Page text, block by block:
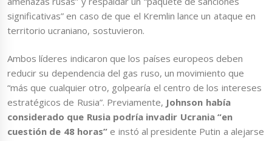
significativas” en caso de que el Kremlin lance un ataque en
territorio ucraniano, sostuvieron.
Ambos líderes indicaron que los países europeos deben
reducir su dependencia del gas ruso, un movimiento que
“más que cualquier otro, golpearía el centro de los intereses
estratégicos de Rusia”. Previamente, Johnson había
considerado que Rusia podría invadir Ucrania “en
cuestión de 48 horas”e instó al presidente Putin a alejarse